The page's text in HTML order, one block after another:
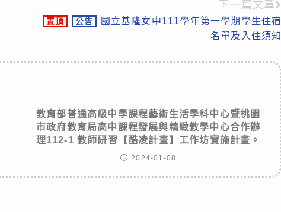
下一篇文章
置頂 公告
國立基隆女中111學年第一學期學生住宿
名單及入住須知
教育部普通高級中學課程藝術生活學科中心暨桃園
市政府教育局高中課程發展與精緻教學中心合作辦
理112-1 教師研習【酷凌計畫】工作坊實施計畫。
2024-01-08